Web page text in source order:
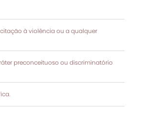
à violência ou a qualquer
preconceituoso ou discriminatório